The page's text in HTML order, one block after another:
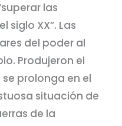
las
XX”. Las
del poder al
Produjeron el
prolonga en el
situación de
de la